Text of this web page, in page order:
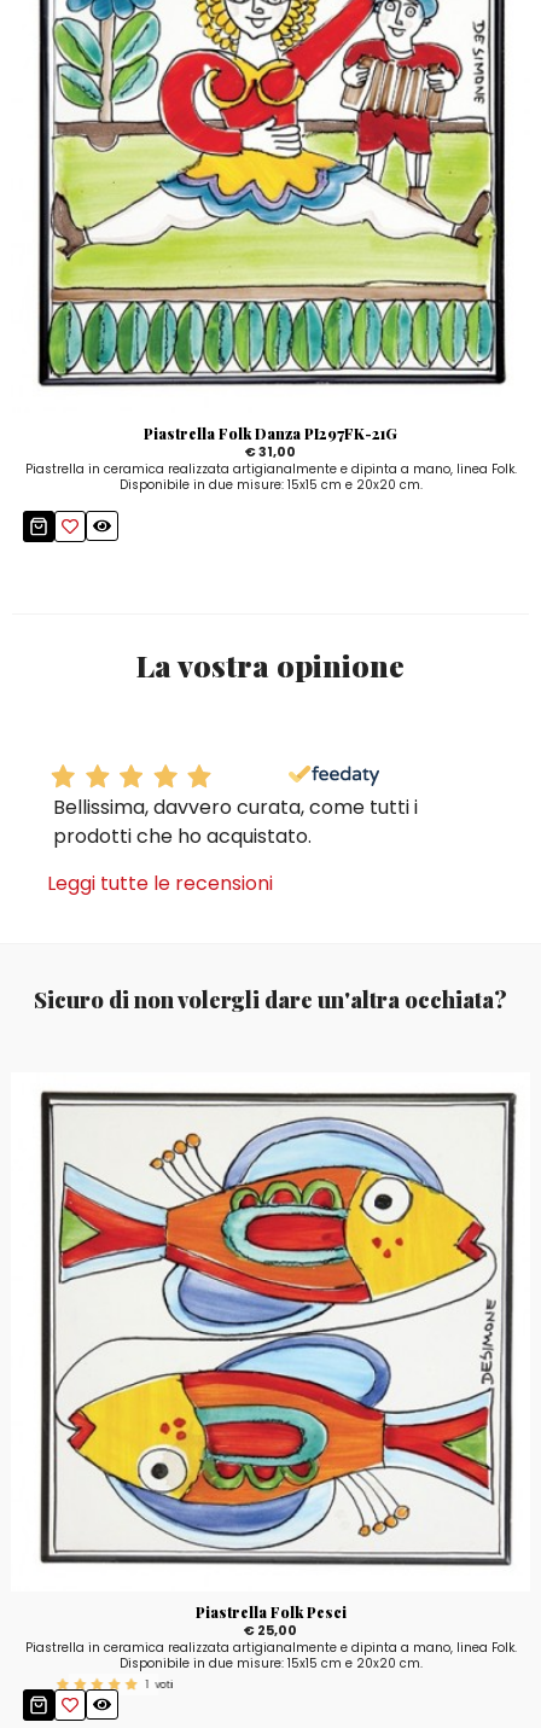
Piastrella Folk Danza PI297FK-21G
€ 31,00
Piastrella in ceramica realizzata artigianalmente e dipinta a mano, linea Folk.
Disponibile in due misure: 15x15 cm e 20x20 cm.
La vostra opinione
Bellissima, davvero curata, come tutti i
prodotti che ho acquistato.
Leggi tutte le recensioni
Sicuro di non volergli dare un'altra occhiata?
Piastrella Folk Pesci
€ 25,00
Piastrella in ceramica realizzata artigianalmente e dipinta a mano, linea Folk.
Disponibile in due misure: 15x15 cm e 20x20 cm.
1 voti